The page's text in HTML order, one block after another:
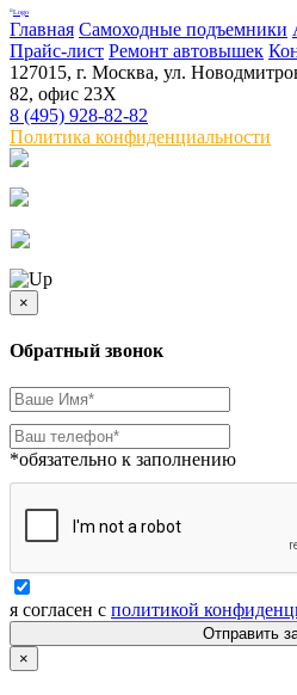
Главная Самоходные подъемники
Прайс-лист Ремонт автовышек
127015, г. Москва, ул.
82, офис 23Х
8 (495) 928-82-82
Политика конфиденциальности
×
Обратный звонок
*обязательно к заполнению
я согласен с политикой
Отправить
×